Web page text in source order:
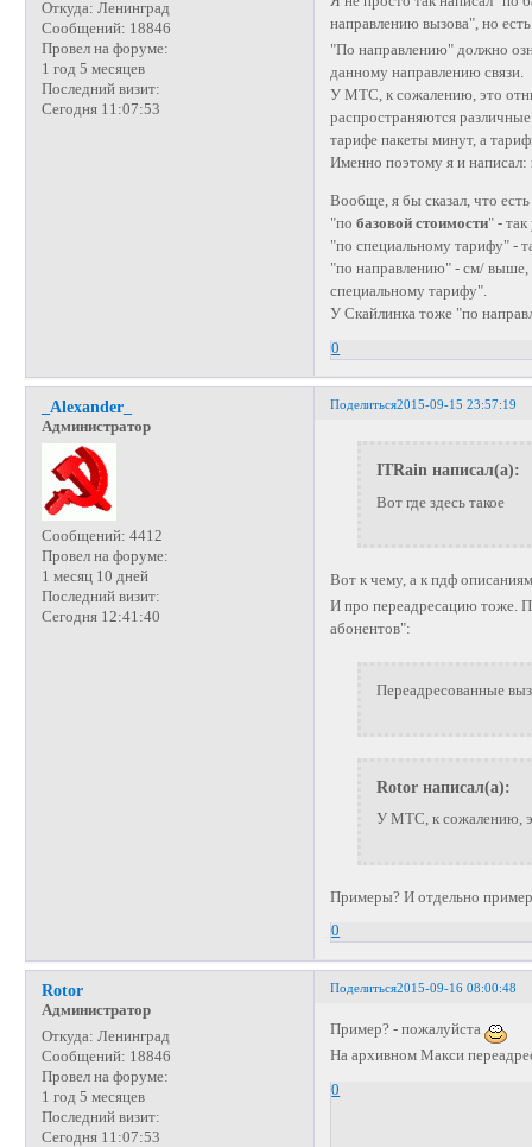
Откуда: Ленинград
Сообщений: 18846
Провел на форуме:
1 год 5 месяцев
Последний визит:
Сегодня 11:07:53
направлению вызова", но
"По направлению" должно
данному направлению связи.
У МТС, к сожалению, это
распространяются
тарифе пакеты минут, а
Именно поэтому я и написал:
Вообще, я бы сказал, что
"побазовой стоимости" -
"по специальному тарифу" -
"по направлению" - см/
специальному тарифу".
У Скайлинка тоже "по
0
Поделиться2015-09-15 23:57:19
_Alexander_
Администратор
Сообщений: 4412
Провел на форуме:
1 месяц 10 дней
Последний визит:
Сегодня 12:41:40
ITRain написал(а):
Вот где здесь такое
Вот к чему, а к пдф
И про переадресацию тоже.
абонентов":
Переадресованные
Rotor написал(а):
У МТС, к сожалению,
Примеры? И отдельно
0
Поделиться2015-09-16 08:00:48
Rotor
Администратор
Откуда: Ленинград
Сообщений: 18846
Провел на форуме:
1 год 5 месяцев
Последний визит:
Сегодня 11:07:53
Пример? - пожалуйста
На архивном Макси
0